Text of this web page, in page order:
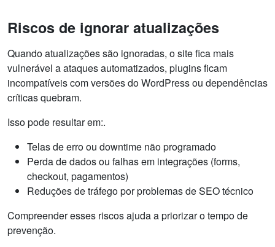
Riscos de ignorar atualizações
Quando atualizações são ignoradas, o site fica mais
vulnerável a ataques automatizados, plugins ficam
incompatíveis com versões do WordPress ou dependências
críticas quebram.
Isso pode resultar em:.
Telas de erro ou downtime não programado
Perda de dados ou falhas em integrações (forms,
checkout, pagamentos)
Reduções de tráfego por problemas de SEO técnico
Compreender esses riscos ajuda a priorizar o tempo de
prevenção.